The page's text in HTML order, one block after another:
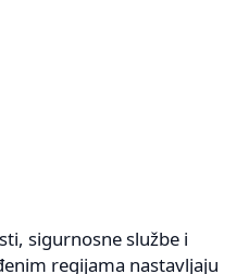
sigurnosne službe i
regijama nastavljaju